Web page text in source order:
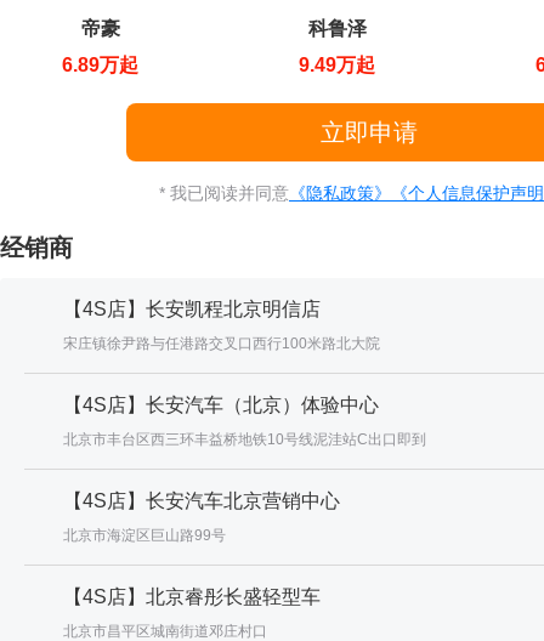
帝豪
6.89万起
科鲁泽
9.49万起
* 我已阅读并同意 《隐私政策》 《个人信息保护声
经销商
【4S店】长安凯程北京明信店
宋庄镇徐尹路与任港路交叉口西行100米路北大院
【4S店】长安汽车（北京）体验中心
北京市丰台区西三环丰益桥地铁10号线泥洼站C出口即到
【4S店】长安汽车北京营销中心
北京市海淀区巨山路99号
【4S店】北京睿彤长盛轻型车
北京市昌平区城南街道邓庄村口